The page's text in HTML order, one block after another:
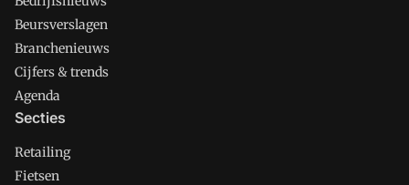
Beursverslagen
Branchenieuws
Cijfers & trends
Agenda
Secties
Retailing
Fietsen